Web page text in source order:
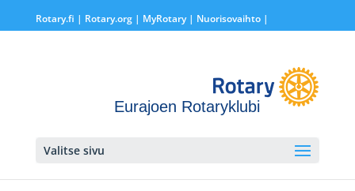
Rotary.fi | Rotary.org| MyRotary | Nuorisovaihto|
Eurajoen Rotaryklubi
Valitse sivu